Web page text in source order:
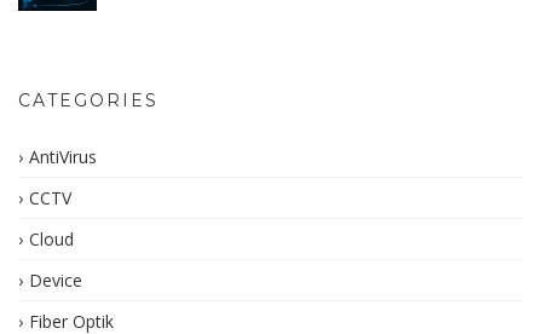
CATEGORIES
AntiVirus
CCTV
Cloud
Device
Fiber Optik